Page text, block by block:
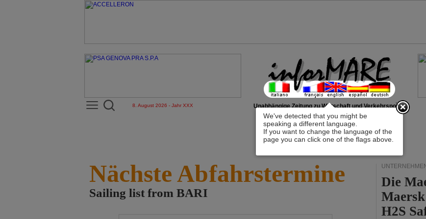
We've detected that you might be
speaking a different language.
If you want to change the language of the
page you can click one of the flags above.
x
8. August 2026 - Jahr XXX Unabhängige Zeitung zu Wirtschaft und Verkehrspolitik
Nächste Abfahrstermine
Sailing list from BARI
Die
H2S